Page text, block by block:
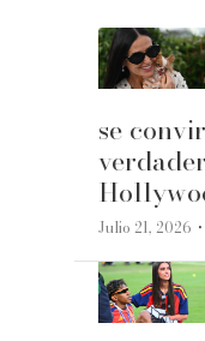
se
Julio 21, 2026